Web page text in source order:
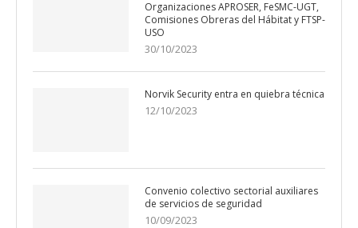
Organizaciones APROSER, FeSMC-UGT,
Comisiones Obreras del Hábitat y FTSP-
USO
30/10/2023
Norvik Security entra en quiebra técnica
12/10/2023
Convenio colectivo sectorial auxiliares
de servicios de seguridad
10/09/2023